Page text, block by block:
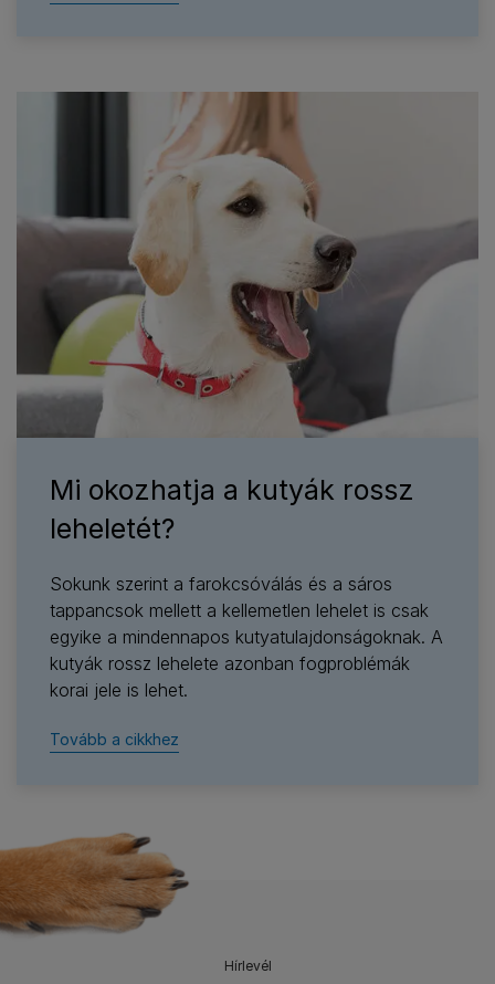
Mi okozhatja a kutyák rossz
leheletét?
Sokunk szerint a farokcsóválás és a sáros
tappancsok mellett a kellemetlen lehelet is csak
egyike a mindennapos kutyatulajdonságoknak. A
kutyák rossz lehelete azonban fogproblémák
korai jele is lehet.
Tovább a cikkhez
Hírlevél​